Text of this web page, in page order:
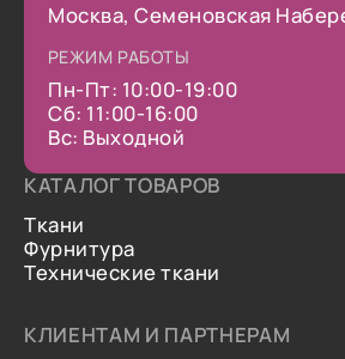
Москва, Семеновская
РЕЖИМ РАБОТЫ
Пн-Пт: 10:00-19:00
Сб: 11:00-16:00
Вс: Выходной
КАТАЛОГ ТОВАРОВ
Ткани
Фурнитура
Технические ткани
КЛИЕНТАМ И ПАРТНЕРАМ